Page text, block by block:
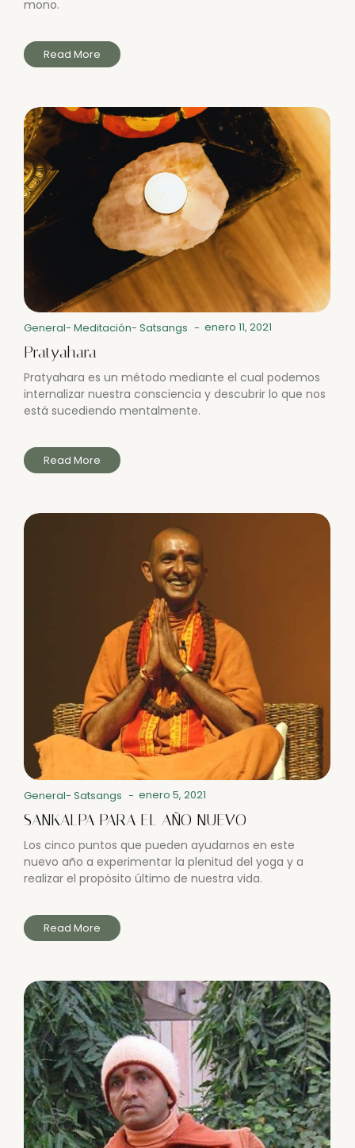
mono.
Read More
General- Meditación- Satsangs - enero 11, 2021
Pratyahara
Pratyahara es un método mediante el cual podemos
internalizar nuestra consciencia y descubrir lo que nos
está sucediendo mentalmente.
Read More
General- Satsangs - enero 5, 2021
SANKALPA PARA EL AÑO NUEVO
Los cinco puntos que pueden ayudarnos en este
nuevo año a experimentar la plenitud del yoga y a
realizar el propósito último de nuestra vida.
Read More